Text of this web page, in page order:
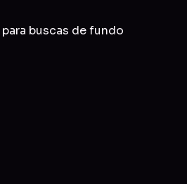
buscas de fundo